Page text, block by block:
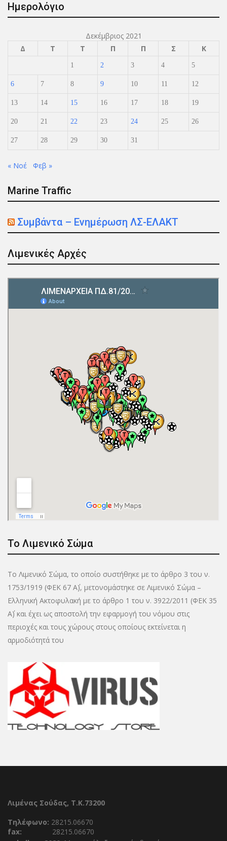
Ημερολόγιο
Δεκέμβριος 2021
Δ
Τ Τ Π Π Σ Κ
1 2 3 4 5
6 7 8 9 10 11 12
13 14 15 16 17 18 19
20 21 22 23 24 25 26
27 28 29 30 31
« Νοέ Φεβ »
Marine Traffic
Συμβάντα – Ενημέρωση ΛΣ-ΕΛΑΚΤ
Λιμενικές Αρχές
Το Λιμενικό Σώμα
Το Λιμενικό Σώμα, το οποίο συστήθηκε με το άρθρο 3 του ν.
1753/1919 (ΦΕΚ 67 Α΄), μετονομάστηκε σε Λιμενικό Σώμα –
Ελληνική Ακτοφυλακή με το άρθρο 1 του ν. 3922/2011 (ΦΕΚ 35
Α΄) και έχει ως αποστολή την εφαρμογή του νόμου στις
περιοχές και τους χώρους στους οποίους εκτείνεται η
αρμοδιότητά του
Λιμένας Σούδας, Τ.Κ.73200
Τηλέφωνο: 28215.06670
fax:
28215.06670